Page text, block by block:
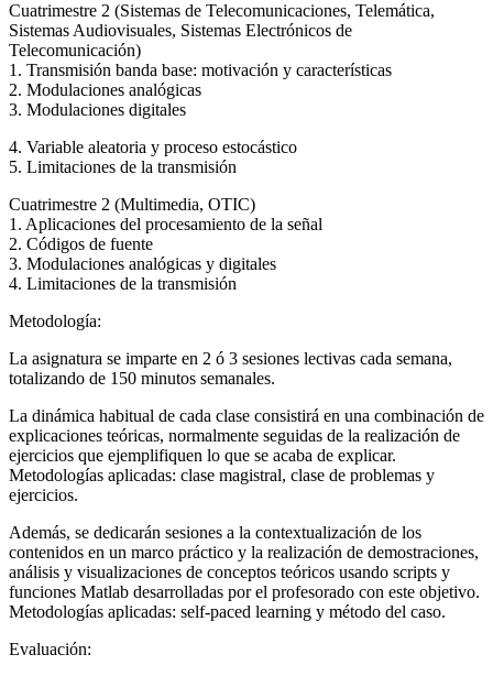
Cuatrimestre 2 (Sistemas de Telecomunicaciones, Telemática,
Sistemas Audiovisuales, Sistemas Electrónicos de
Telecomunicación)
1. Transmisión banda base: motivación y características
2. Modulaciones analógicas
3. Modulaciones digitales
4. Variable aleatoria y proceso estocástico
5. Limitaciones de la transmisión
Cuatrimestre 2 (Multimedia, OTIC)
1. Aplicaciones del procesamiento de la señal
2. Códigos de fuente
3. Modulaciones analógicas y digitales
4. Limitaciones de la transmisión
Metodología:
La asignatura se imparte en 2 ó 3 sesiones lectivas cada semana,
totalizando de 150 minutos semanales.
La dinámica habitual de cada clase consistirá en una combinación de
explicaciones teóricas, normalmente seguidas de la realización de
ejercicios que ejemplifiquen lo que se acaba de explicar.
Metodologías aplicadas: clase magistral, clase de problemas y
ejercicios.
Además, se dedicarán sesiones a la contextualización de los
contenidos en un marco práctico y la realización de demostraciones,
análisis y visualizaciones de conceptos teóricos usando scripts y
funciones Matlab desarrolladas por el profesorado con este objetivo.
Metodologías aplicadas: self-paced learning y método del caso.
Evaluación: